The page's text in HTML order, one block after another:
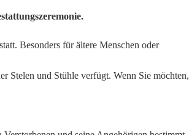
Besonders für ältere Menschen oder
Stelen und Stühle verfügt. Wenn Sie möchten,